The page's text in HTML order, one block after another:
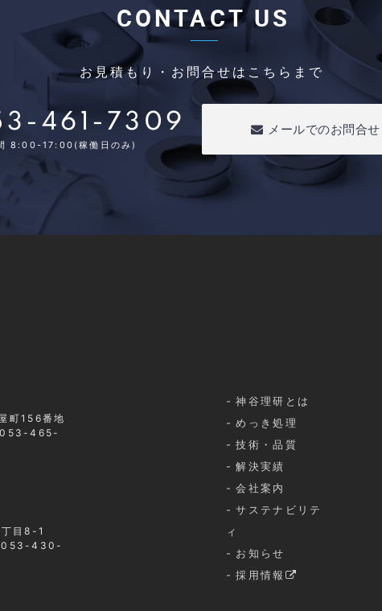
CONTACT US
お見積もり・お問合せはこちらまで
461-7309
8:00-17:00(稼働日のみ)
メールでのお問合せ
町156番地
053-465-
目8-1
053-430-
神谷理研とは
めっき処理
技術・品質
解決実績
会社案内
サステナビリテ
ィ
お知らせ
採用情報